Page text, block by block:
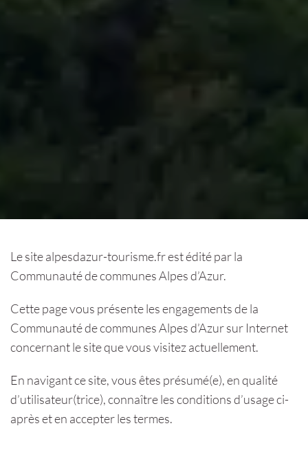
Le site alpesdazur-tourisme.fr est édité par la
Communauté de communes Alpes d’Azur.
Cette page vous présente les engagements de la
Communauté de communes Alpes d’Azur sur Internet
concernant le site que vous visitez actuellement.
En navigant ce site, vous êtes présumé(e), en qualité
d’utilisateur(trice), connaître les conditions d’usage ci-
après et en accepter les termes.